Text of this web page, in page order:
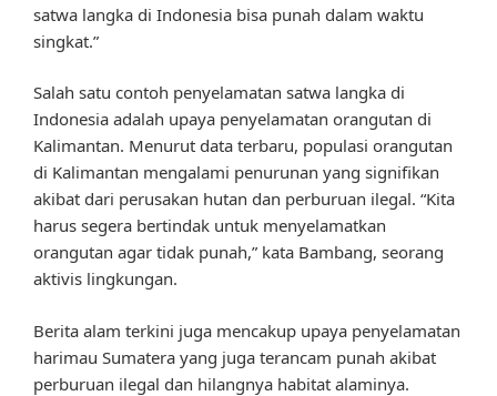
satwa langka di Indonesia bisa punah dalam waktu
singkat.”
Salah satu contoh penyelamatan satwa langka di
Indonesia adalah upaya penyelamatan orangutan di
Kalimantan. Menurut data terbaru, populasi orangutan
di Kalimantan mengalami penurunan yang signifikan
akibat dari perusakan hutan dan perburuan ilegal. “Kita
harus segera bertindak untuk menyelamatkan
orangutan agar tidak punah,” kata Bambang, seorang
aktivis lingkungan.
Berita alam terkini juga mencakup upaya penyelamatan
harimau Sumatera yang juga terancam punah akibat
perburuan ilegal dan hilangnya habitat alaminya.